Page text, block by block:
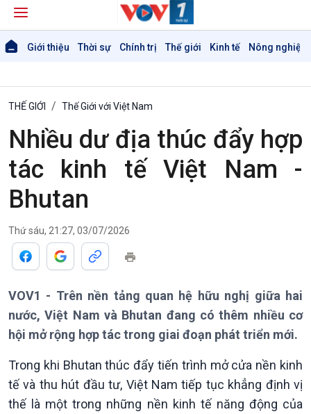
Giới thiệu Thời sự Chính trị Thế giới Kinh tế Nông nghiệp
Giới thiệu
Thời sự
Thời sự 6h
Thời sự 12h
THẾ GIỚI Thế Giới với Việt Nam
Nhiều dư địa thúc đẩy hợp
tác kinh tế Việt Nam -
Bhutan
Thứ sáu, 21:27, 03/07/2026
VOV1 - Trên nền tảng quan hệ hữu nghị giữa hai
nước, Việt Nam và Bhutan đang có thêm nhiều cơ
hội mở rộng hợp tác trong giai đoạn phát triển mới.
Trong khi Bhutan thúc đẩy tiến trình mở cửa nền kinh
tế và thu hút đầu tư, Việt Nam tiếp tục khẳng định vị
thế là một trong những nền kinh tế năng động của